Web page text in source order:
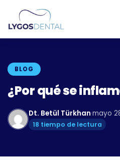
BLOG
¿Por qué se
Dt. Betül Türkhan·mayo
18 tiempo de lectura